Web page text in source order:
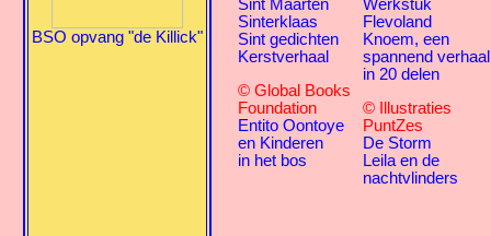
BSO opvang "de Killick"
Sint Maarten
Sinterklaas
Sint gedichten
Kerstverhaal
© Global Books
Foundation
Entito Oontoye
en Kinderen
in het bos
Werkstuk
Flevoland
Knoem, een
spannend verhaal
in 20 delen
© Illustraties
PuntZes
De Storm
Leila en de
nachtvlinders